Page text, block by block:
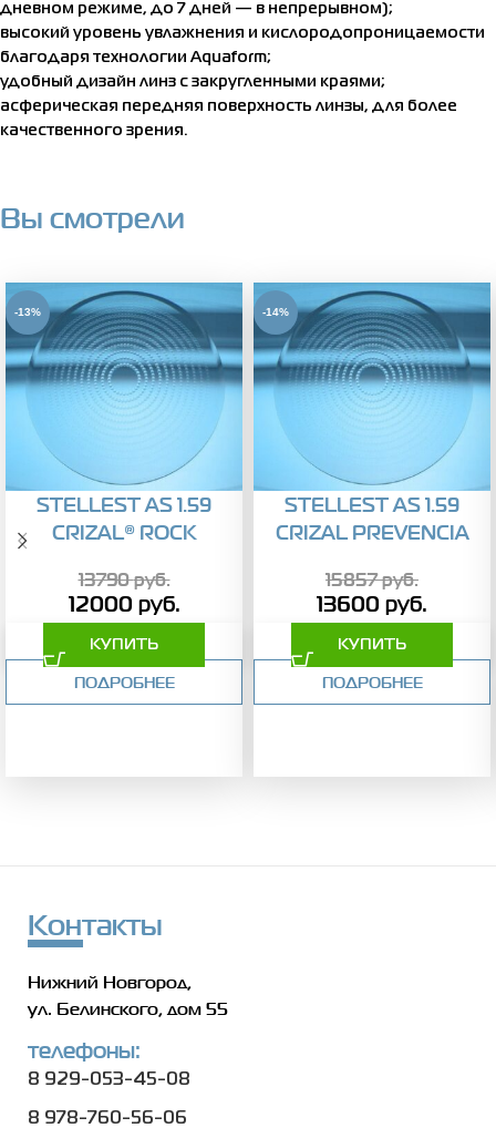
дневном режиме, до 7 дней — в непрерывном);
высокий уровень увлажнения и кислородопроницаемости
благодаря технологии Aquaform;
удобный дизайн линз с закругленными краями;
асферическая передняя поверхность линзы, для более
качественного зрения.
Вы смотрели
-13%
STELLEST AS 1.59
CRIZAL® ROCK
13790руб.
12000 руб.
КУПИТЬ
ПОДРОБНЕЕ
-14%
STELLEST AS 1.59
CRIZAL PREVENCIA
15857руб.
13600 руб.
КУПИТЬ
ПОДРОБНЕЕ
Контакты
Нижний Новгород,
ул. Белинского, дом 55
телефоны:
8 929-053-45-08
8 978-760-56-06